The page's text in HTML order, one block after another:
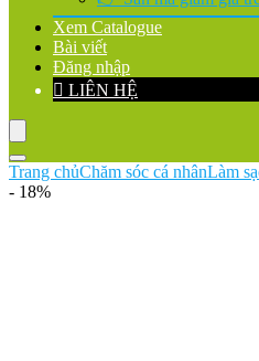
Xem Catalogue
Bài viết
Đăng nhập
LIÊN HỆ
Trang chủChăm sóc cá nhânLàm
- 18%